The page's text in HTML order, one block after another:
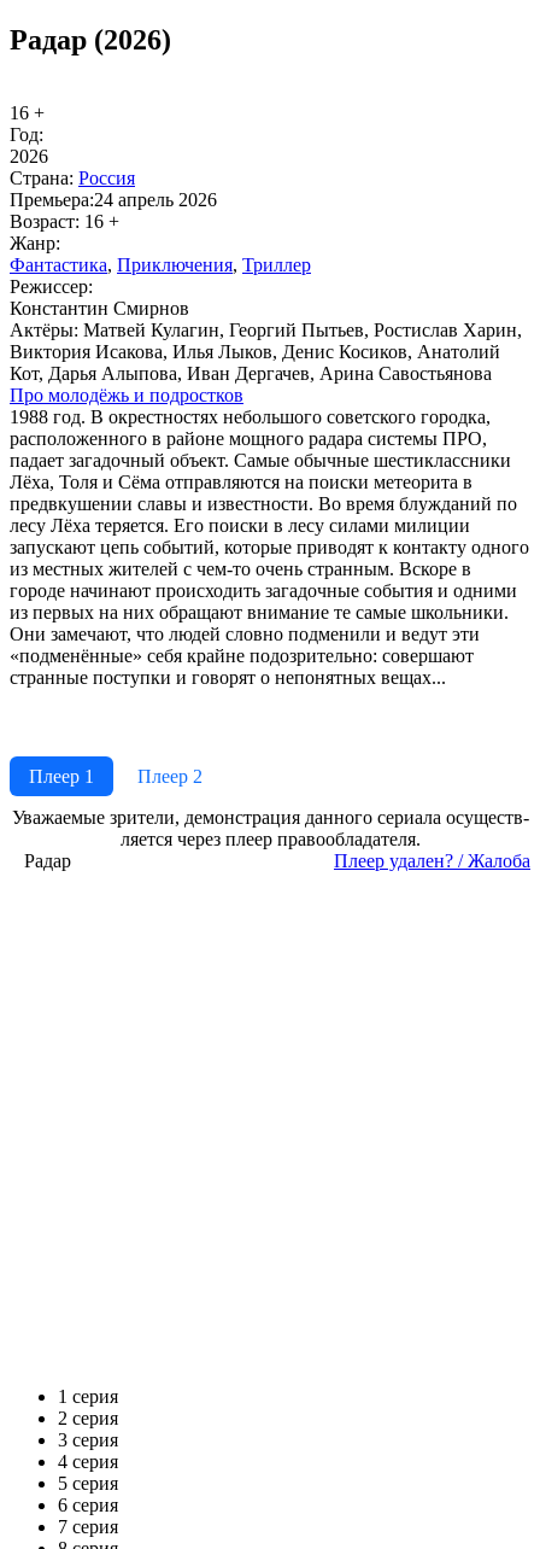
Радар (2026)
16 +
Год:
2026
Стра­на: Рос­сия
Пре­мье­ра:24 апрель 2026
Воз­раст: 16 +
Жанр:
Фан­та­сти­ка, При­клю­че­ния, Трил­лер
Ре­жис­сер:
Константин Смирнов
Ак­тё­ры: Матвей Кулагин, Георгий Пытьев, Ростислав Харин,
Виктория Исакова, Илья Лыков, Денис Косиков, Анатолий
Кот, Дарья Алыпова, Иван Дергачев, Арина Савостьянова
Про мо­ло­дёжь и под­ро­ст­ков
1988 год. В окрестностях небольшого советского городка,
расположенного в районе мощного радара системы ПРО,
падает загадочный объект. Самые обычные шестиклассники
Лёха, Толя и Сёма отправляются на поиски метеорита в
предвкушении славы и известности. Во время блужданий по
лесу Лёха теряется. Его поиски в лесу силами милиции
запускают цепь событий, которые приводят к контакту одного
из местных жителей с чем-то очень странным. Вскоре в
городе начинают происходить загадочные события и одними
из первых на них обращают внимание те самые школьники.
Они замечают, что людей словно подменили и ведут эти
«подменённые» себя крайне подозрительно: совершают
странные поступки и говорят о непонятных вещах...
Плеер 1
Плеер 2
Ува­жае­мые зри­те­ли, де­мон­ст­ра­ция дан­но­го се­риа­ла осу­ще­ст­в­
ля­ет­ся че­рез пле­ер пра­во­об­ла­да­те­ля.
Радар
Пле­ер уда­лен? / Жа­ло­ба
1 серия
2 серия
3 серия
4 серия
5 серия
6 серия
7 серия